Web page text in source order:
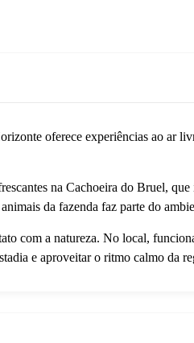
oferece experiências ao ar
na Cachoeira do Bruel, que
da fazenda faz parte do
com a natureza. No local,
e aproveitar o ritmo calmo da